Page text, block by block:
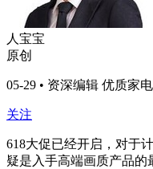
人宝宝
原创
05-29 • 资深编辑 优质家
关注
618大促已经开启，对于
疑是入手高端画质产品